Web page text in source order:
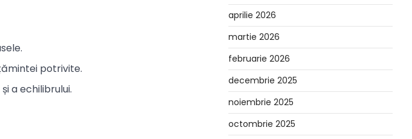
potrivite.
a echilibrului.
aprilie 2026
martie 2026
februarie 2026
decembrie 2025
noiembrie 2025
octombrie 2025